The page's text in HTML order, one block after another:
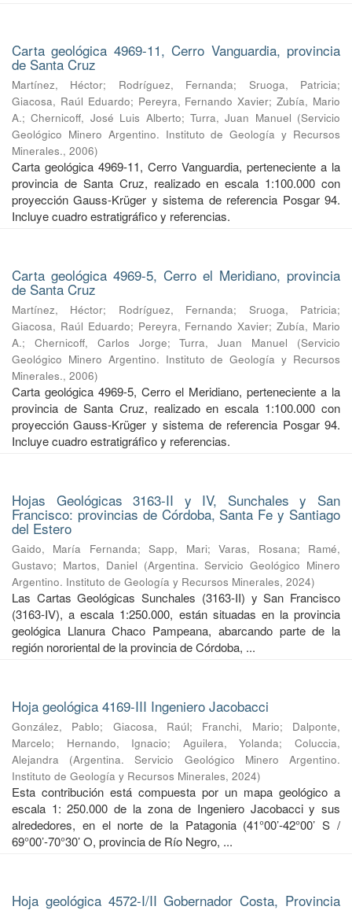
Carta geológica 4969-11, Cerro Vanguardia, provincia
de Santa Cruz
Martínez, Héctor; Rodríguez, Fernanda; Sruoga, Patricia;
Giacosa, Raúl Eduardo; Pereyra, Fernando Xavier;Zubía, Mario
A.;Chernicoff, José Luis Alberto; Turra, Juan Manuel (Servicio
Geológico Minero Argentino. Instituto de Geología y Recursos
Minerales., 2006)
Carta geológica 4969-11, Cerro Vanguardia, perteneciente a la
provincia de Santa Cruz, realizado en escala 1:100.000 con
proyección Gauss-Krüger y sistema de referencia Posgar 94.
Incluye cuadro estratigráfico y referencias.
Carta geológica 4969-5, Cerro el Meridiano, provincia
de Santa Cruz
Martínez, Héctor; Rodríguez, Fernanda; Sruoga, Patricia;
Giacosa, Raúl Eduardo; Pereyra, Fernando Xavier;Zubía, Mario
A.; Chernicoff, Carlos Jorge;Turra, Juan Manuel (Servicio
Geológico Minero Argentino. Instituto de Geología y Recursos
Minerales., 2006)
Carta geológica 4969-5, Cerro el Meridiano, perteneciente a la
provincia de Santa Cruz, realizado en escala 1:100.000 con
proyección Gauss-Krüger y sistema de referencia Posgar 94.
Incluye cuadro estratigráfico y referencias.
Hojas Geológicas 3163-II y IV, Sunchales y San
Francisco: provincias de Córdoba, Santa Fe y Santiago
del Estero
Gaido, María Fernanda;Sapp, Mari;Varas, Rosana; Ramé,
Gustavo; Martos, Daniel (Argentina. Servicio Geológico Minero
Argentino. Instituto de Geología y Recursos Minerales, 2024)
Las Cartas Geológicas Sunchales (3163-II) y San Francisco
(3163-IV), a escala 1:250.000, están situadas en la provincia
geológica Llanura Chaco Pampeana, abarcando parte de la
región nororiental de la provincia de Córdoba, ...
Hoja geológica 4169-III Ingeniero Jacobacci
González, Pablo; Giacosa, Raúl; Franchi, Mario; Dalponte,
Marcelo; Hernando, Ignacio; Aguilera, Yolanda;Coluccia,
Alejandra
(Argentina. Servicio Geológico Minero Argentino.
Instituto de Geología y Recursos Minerales, 2024)
Esta contribución está compuesta por un mapa geológico a
escala 1: 250.000 de la zona de Ingeniero Jacobacci y sus
alrededores, en el norte de la Patagonia (41°00’-42°00’ S /
69°00’-70°30’ O, provincia de Río Negro, ...
Hoja geológica 4572-I/II Gobernador Costa, Provincia